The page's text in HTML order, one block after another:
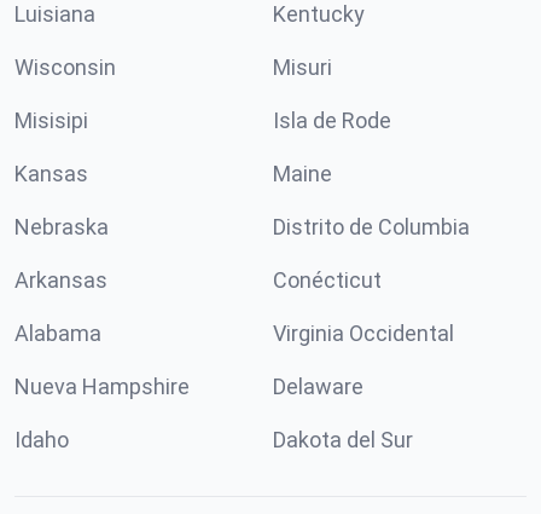
Luisiana Kentucky
Wisconsin Misuri
Misisipi Isla de Rode
Kansas Maine
Nebraska Distrito de Columbia
Arkansas Conécticut
Alabama Virginia Occidental
Nueva Hampshire Delaware
Idaho Dakota del Sur